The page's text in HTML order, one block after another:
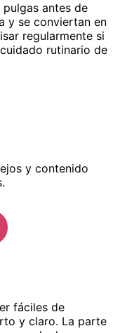
antes de
y se conviertan en
regularmente si
rutinario de
y contenido
fáciles de
y claro. La parte